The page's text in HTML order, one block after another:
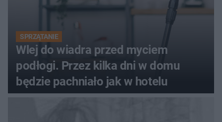
SPRZĄTANIE
Wlej do wiadra przed myciem
podłogi. Przez kilka dni w domu
będzie pachniało jak w hotelu